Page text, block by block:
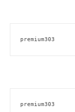
premium303
premium303